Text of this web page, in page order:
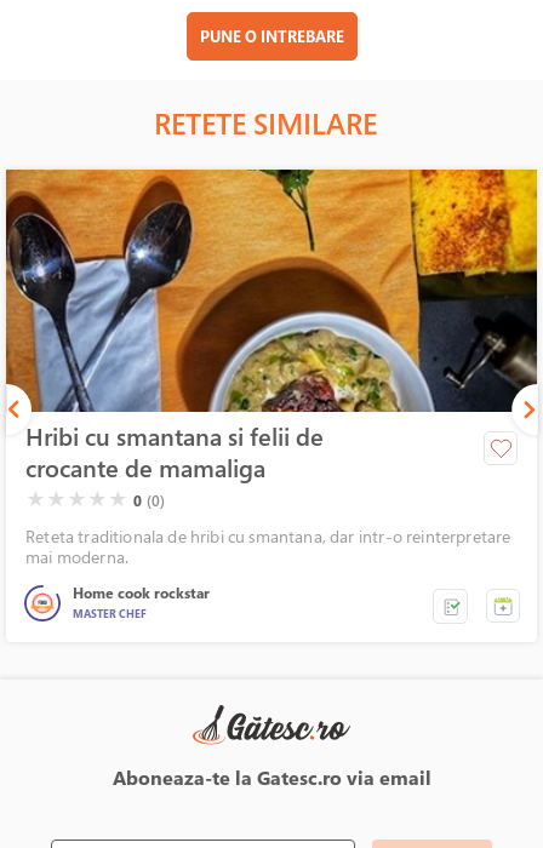
PUNE O INTREBARE
RETETE SIMILARE
Hribi cu smantana si felii de
crocante de mamaliga
( )
★ ( )
★ ( )
★ ( )
★ ( )
★ 0 (0)
Reteta traditionala de hribi cu smantana, dar intr-o reinterpretare
mai moderna.
Home cook rockstar
MASTER CHEF
Aboneaza-te la Gatesc.ro via email